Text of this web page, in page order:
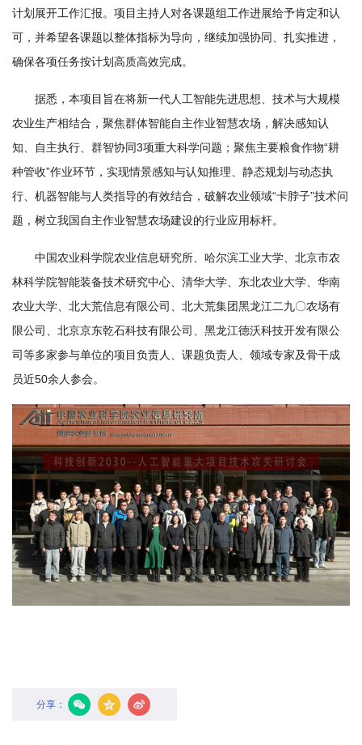
究
果
转
人
队
国
际
合
作
研
究
生
培
计划展开工作汇报。项目主持人对各课题组工作进展给予肯定和认
可，并希望各课题以整体指标为导向，继续加强协同、扎实推进，
确保各项任务按计划高质高效完成。
据悉，本项目旨在将新一代人工智能先进思想、技术与大规模
农业生产相结合，聚焦群体智能自主作业智慧农场，解决感知认
知、自主执行、群智协同3项重大科学问题；聚焦主要粮食作物“耕
种管收”作业环节，实现情景感知与认知推理、静态规划与动态执
行、机器智能与人类指导的有效结合，破解农业领域“卡脖子”技术问
题，树立我国自主作业智慧农场建设的行业应用标杆。
中国农业科学院农业信息研究所、哈尔滨工业大学、北京市农
林科学院智能装备技术研究中心、清华大学、东北农业大学、华南
农业大学、北大荒信息有限公司、北大荒集团黑龙江二九〇农场有
限公司、北京京东乾石科技有限公司、黑龙江德沃科技开发有限公
司等多家参与单位的项目负责人、课题负责人、领域专家及骨干成
员近50余人参会。
分享：